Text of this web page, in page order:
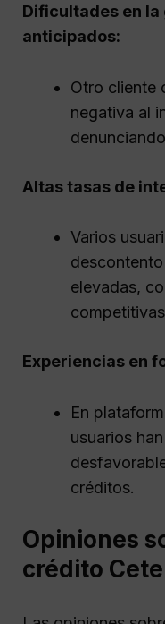
Dificultades en
anticipados:
Otro cliente
negativa al
Altas tasas de
Varios
elevadas,
Experiencias en
En
usuarios
créditos.
Opiniones
crédito